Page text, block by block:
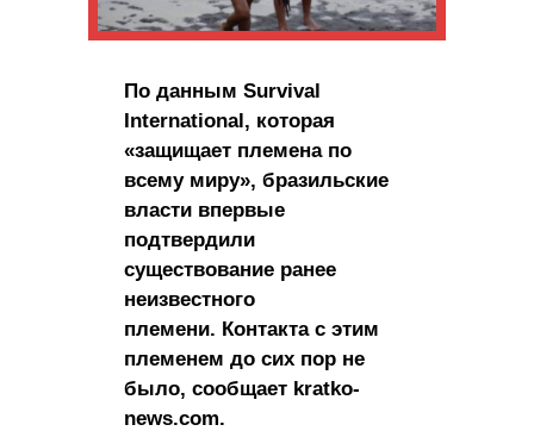
По данным Survival
International, которая
«защищает племена по
всему миру», бразильские
власти впервые
подтвердили
существование ранее
неизвестного
племени. Контакта с этим
племенем до сих пор не
было, сообщает kratko-
news.com.